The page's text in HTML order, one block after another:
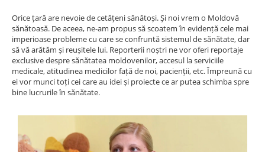
E-Sănătate Instituții
Tuberculoza Info
Spitale.MD
Centrul PAS
Școala E-Sănătate
Orice țară are nevoie de cetățeni sănătoși. Și noi vrem o Moldovă
sănătoasă. De aceea, ne-am propus să scoatem în evidență cele mai
imperioase probleme cu care se confruntă sistemul de sănătate, dar
să vă arătăm și reușitele lui. Reporterii noștri ne vor oferi reportaje
exclusive despre sănătatea moldovenilor, accesul la serviciile
medicale, atitudinea medicilor față de noi, pacienții, etc. Împreună cu
ei vor munci toți cei care au idei și proiecte ce ar putea schimba spre
bine lucrurile în sănătate.